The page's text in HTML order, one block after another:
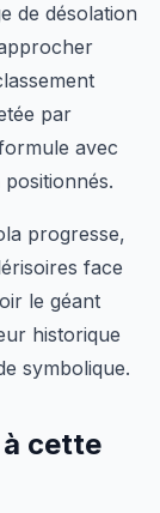
de désolation
par
avec
progresse,
face
le géant
historique
symbolique.
cette